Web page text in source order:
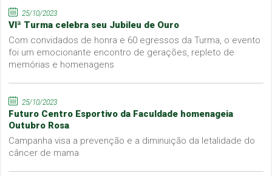
25/10/2023
VIª Turma celebra seu Jubileu de Ouro
Com convidados de honra e 60 egressos da Turma, o evento
foi um emocionante encontro de gerações, repleto de
memórias e homenagens
25/10/2023
Futuro Centro Esportivo da Faculdade homenageia
Outubro Rosa
Campanha visa a prevenção e a diminuição da letalidade do
câncer de mama